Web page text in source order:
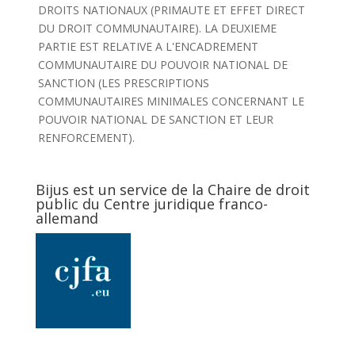
DROITS NATIONAUX (PRIMAUTE ET EFFET DIRECT
DU DROIT COMMUNAUTAIRE). LA DEUXIEME
PARTIE EST RELATIVE A L'ENCADREMENT
COMMUNAUTAIRE DU POUVOIR NATIONAL DE
SANCTION (LES PRESCRIPTIONS
COMMUNAUTAIRES MINIMALES CONCERNANT LE
POUVOIR NATIONAL DE SANCTION ET LEUR
RENFORCEMENT).
Bijus est un service de la Chaire de droit
public du Centre juridique franco-
allemand